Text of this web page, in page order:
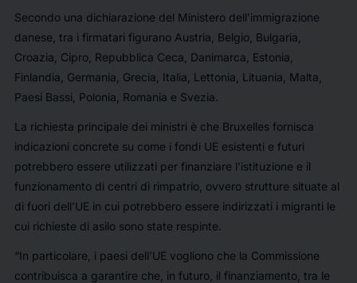
Secondo una dichiarazione del Ministero dell’immigrazione
danese, tra i firmatari figurano Austria, Belgio, Bulgaria,
Croazia, Cipro, Repubblica Ceca, Danimarca, Estonia,
Finlandia, Germania, Grecia, Italia, Lettonia, Lituania, Malta,
Paesi Bassi, Polonia, Romania e Svezia.
La richiesta principale dei ministri è che Bruxelles fornisca
indicazioni concrete su come i fondi UE esistenti e futuri
potrebbero essere utilizzati per finanziare l’istituzione e il
funzionamento di centri di rimpatrio, ovvero strutture situate al
di fuori dell’UE in cui potrebbero essere indirizzati i migranti le
cui richieste di asilo sono state respinte.
“In particolare, i paesi dell’UE vogliono che la Commissione
contribuisca a garantire che, in futuro, il finanziamento, tra le